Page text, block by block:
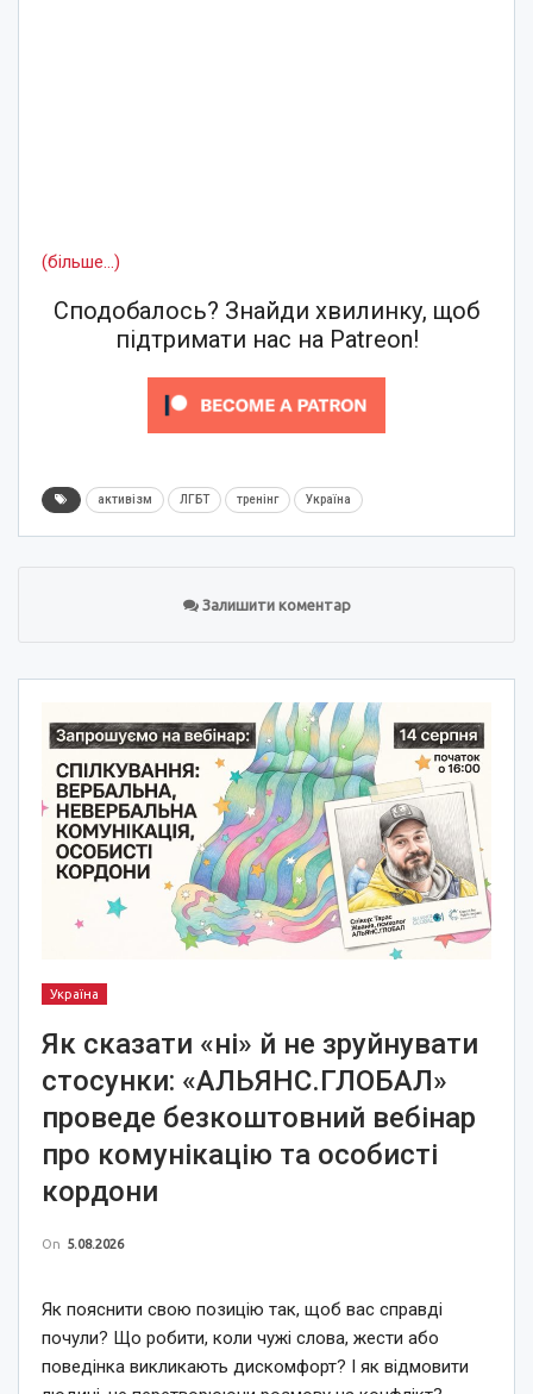
(більше…)
Сподобалось? Знайди хвилинку, щоб
підтримати нас на Patreon!
активізм ЛГБТ тренінг Україна
Залишити коментар
Україна
Як сказати «ні» й не зруйнувати
стосунки: «АЛЬЯНС.ГЛОБАЛ»
проведе безкоштовний вебінар
про комунікацію та особисті
кордони
On 5.08.2026
Як пояснити свою позицію так, щоб вас справді
почули? Що робити, коли чужі слова, жести або
поведінка викликають дискомфорт? І як відмовити